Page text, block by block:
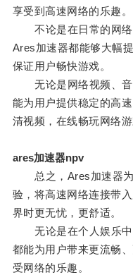
享受到高速网络的乐趣。
不论是在日常的网络
Ares加速器都能够大幅
保证用户畅快游戏。
无论是网络视频、音
能为用户提供稳定的高
清视频，在线畅玩网络
ares加速器npv
总之，Ares加速器为
验，将高速网络连接带
界时更无忧，更舒适。
无论是在个人娱乐中
都能为用户带来更流畅
受网络的乐趣。